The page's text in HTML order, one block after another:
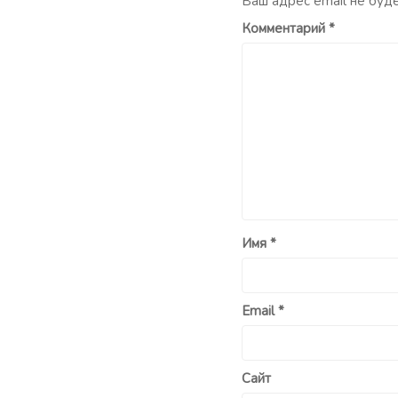
Комментарий *
Имя *
Email*
Сайт